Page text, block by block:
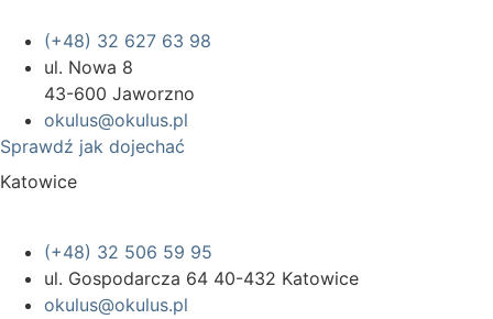
(+48) 32 627 63 98
ul. Nowa 8
43-600 Jaworzno
okulus@okulus.pl
Sprawdź jak dojechać
Katowice
(+48) 32 506 59 95
ul. Gospodarcza 64 40-432 Katowice
okulus@okulus.pl